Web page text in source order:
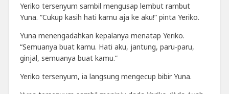
Yeriko tersenyum sambil mengusap lembut rambut
Yuna. “Cukup kasih hati kamu aja ke aku!” pinta Yeriko.
Yuna menengadahkan kepalanya menatap Yeriko.
“Semuanya buat kamu. Hati aku, jantung, paru-paru,
ginjal, semuanya buat kamu.”
Yeriko tersenyum, ia langsung mengecup bibir Yuna.